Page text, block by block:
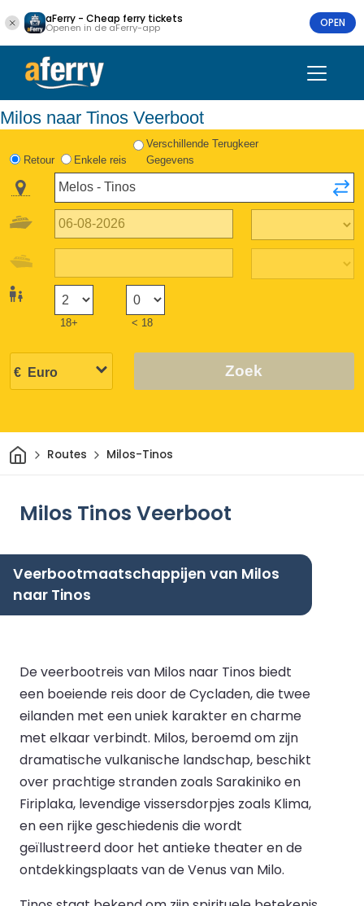
aFerry - Cheap ferry tickets
Openen in de aFerry-app OPEN
Milos naar Tinos Veerboot
Retour Enkele reis
Verschillende Terugkeer
Gegevens
18+ < 18
Zoek
ThuisRoutes Milos-Tinos
Milos Tinos Veerboot
Veerbootmaatschappijen van Milos
naar Tinos
De veerbootreis van Milos naar Tinos biedt
een boeiende reis door de Cycladen, die twee
eilanden met een uniek karakter en charme
met elkaar verbindt. Milos, beroemd om zijn
dramatische vulkanische landschap, beschikt
over prachtige stranden zoals Sarakiniko en
Firiplaka, levendige vissersdorpjes zoals Klima,
en een rijke geschiedenis die wordt
geïllustreerd door het antieke theater en de
ontdekkingsplaats van de Venus van Milo.